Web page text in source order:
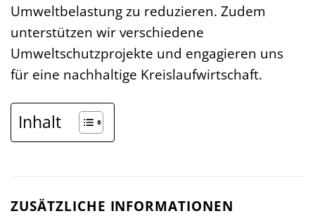
Umweltbelastung zu reduzieren. Zudem
unterstützen wir verschiedene
Umweltschutzprojekte und engagieren uns
für eine nachhaltige Kreislaufwirtschaft.
Inhalt
ZUSÄTZLICHE INFORMATIONEN